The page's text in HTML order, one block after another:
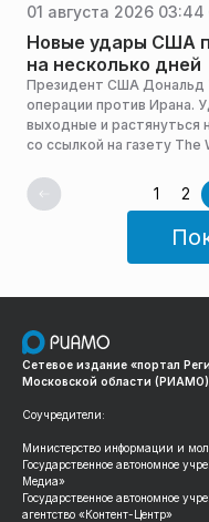
01 августа 2026 03:44
Новые удары США
на несколько дней
Президент США Дональд
операции против Ирана.
выходные и растянуться
со ссылкой на газету The
1 2
Сетевое издание «портал
Московской области
Соучредители:
Министерство информации и
Государственное автономное
Медиа»
Государственное автономное
агентство «Контент-Центр»